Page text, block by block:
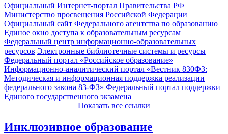
Официальный Интернет-портал Правительства РФ
Министерство просвещения Российской Федерации
Официальный сайт Федерального агентства по образованию
Единое окно доступа к образовательным ресурсам
Федеральный центр информационно-образовательных
ресурсов Электронные библиотечные системы и ресурсы
Федеральный портал «Российское образование»
Информационно-аналитический портал «Вестник 830ФЗ:
Методическая и информационная поддержка реализации
федерального закона 83-ФЗ» Федеральный портал поддержки
Единого государственного экзамена
Показать все ссылки
Инклюзивное образование